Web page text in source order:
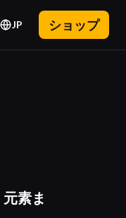
JP ショップ
素ま